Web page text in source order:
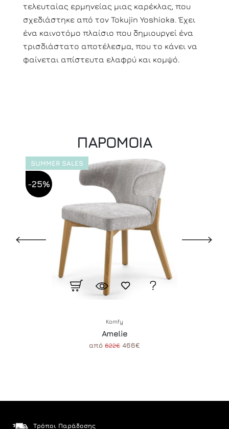
τελευταίας ερμηνείας μιας καρέκλας, που
σχεδιάστηκε από τον Tokujin Yoshioka. Έχει
ένα καινοτόμο πλαίσιο που δημιουργεί ένα
τρισδιάστατο αποτέλεσμα, που το κάνει να
φαίνεται απίστευτα ελαφρύ και κομψό.
ΠΑΡΟΜΟΙΑ
SUMMER SALES
-25%
Komfy
Amelie
από 622€ 466€
Τρόποι Παράδοσης